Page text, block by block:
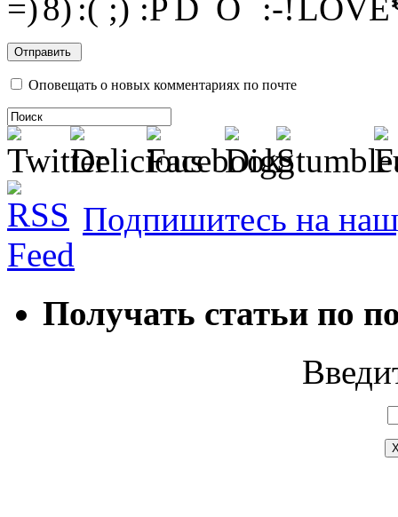
Оповещать о новых комментариях по почте
Подпишитесь на
Получать статьи по